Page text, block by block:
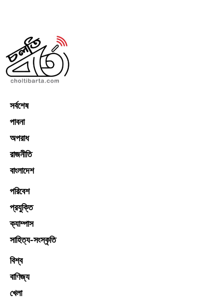
সর্বশেষ
পাবনা
অপরাধ
রাজনীতি
বাংলাদেশ
পরিবেশ
প্রযুক্তি
ক্যাম্পাস
সাহিত্য-সংস্কৃতি
বিশ্ব
বাণিজ্য
খেলা